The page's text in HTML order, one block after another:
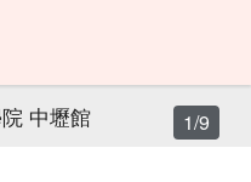
中壢館 1/9